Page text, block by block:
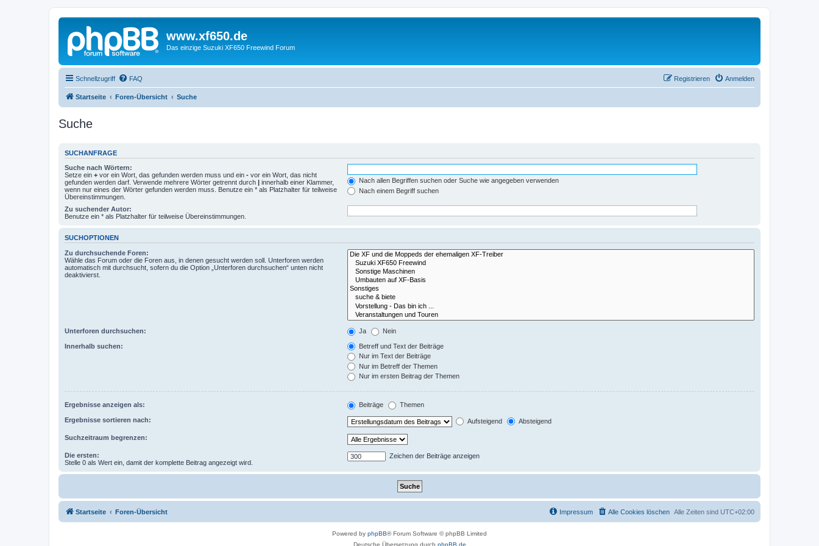
www.xf650.de
Das einzige Suzuki XF650 Freewind Forum
Schnellzugriff FAQ Anmelden
Registrieren
Startseite Foren-Übersicht Suche
Suche
SUCHANFRAGE
Suche nach Wörtern:
Setze ein + vor ein Wort, das gefunden werden muss und ein - vor ein Wort, das nicht
gefunden werden darf. Verwende mehrere Wörter getrennt durch | innerhalb einer Klammer,
wenn nur eines der Wörter gefunden werden muss. Benutze ein * als Platzhalter für teilweise
Übereinstimmungen.
Nach allen Begriffen suchen oder Suche wie angegeben verwenden
Nach einem Begriff suchen
Zu suchender Autor:
Benutze ein * als Platzhalter für teilweise Übereinstimmungen.
SUCHOPTIONEN
Zu durchsuchende Foren:
Wähle das Forum oder die Foren aus, in denen gesucht werden soll. Unterforen werden
automatisch mit durchsucht, sofern du die Option „Unterforen durchsuchen“ unten nicht
deaktivierst.
Unterforen durchsuchen: Ja Nein
Innerhalb suchen:
Betreff und Text der Beiträge
Nur im Text der Beiträge
Nur im Betreff der Themen
Nur im ersten Beitrag der Themen
Ergebnisse anzeigen als: Beiträge Themen
Ergebnisse sortieren nach: Aufsteigend Absteigend
Suchzeitraum begrenzen:
Die ersten:
Stelle 0 als Wert ein, damit der komplette Beitrag angezeigt wird.
Zeichen der Beiträge anzeigen
Startseite Foren-Übersicht Alle Zeiten sind UTC+02:00
Alle Cookies löschen
Impressum
Powered by phpBB® Forum Software © phpBB Limited
Deutsche Übersetzung durch phpBB.de